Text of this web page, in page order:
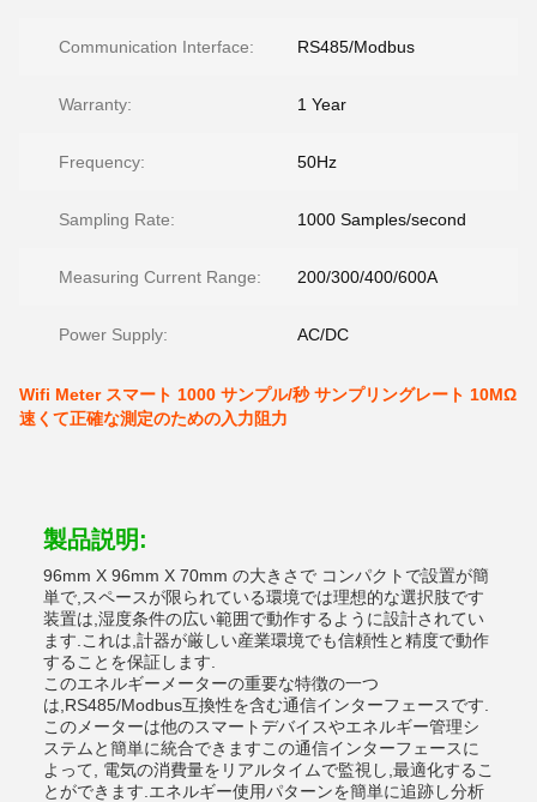
Communication Interface: RS485/Modbus
Warranty: 1 Year
Frequency: 50Hz
Sampling Rate: 1000 Samples/second
Measuring Current Range: 200/300/400/600A
Power Supply: AC/DC
Wifi Meter スマート 1000 サンプル/秒 サンプリングレート 10MΩ
速くて正確な測定のための入力阻力
製品説明:
96mm X 96mm X 70mm の大きさで コンパクトで設置が簡
単で,スペースが限られている環境では理想的な選択肢です
装置は,湿度条件の広い範囲で動作するように設計されてい
ます.これは,計器が厳しい産業環境でも信頼性と精度で動作
することを保証します.
このエネルギーメーターの重要な特徴の一つ
は,RS485/Modbus互換性を含む通信インターフェースです.
このメーターは他のスマートデバイスやエネルギー管理シ
ステムと簡単に統合できますこの通信インターフェースに
よって, 電気の消費量をリアルタイムで監視し,最適化するこ
とができます.エネルギー使用パターンを簡単に追跡し分析